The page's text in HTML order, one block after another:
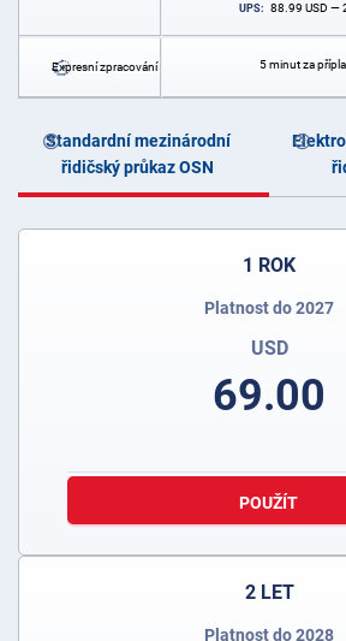
UPS: 88.99 USD —
Expresní zpracování 5 minut za
Standardní mezinárodní
řidičský průkaz OSN
1 ROK
Platnost do 2027
USD
69.00
POUŽÍT
2 LET
Platnost do 2028